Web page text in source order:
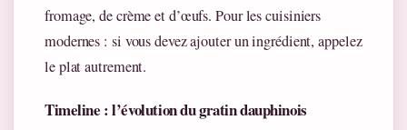
fromage, de crème et d’œufs. Pour les cuisiniers
modernes : si vous devez ajouter un ingrédient, appelez
le plat autrement.
Timeline : l’évolution du gratin dauphinois